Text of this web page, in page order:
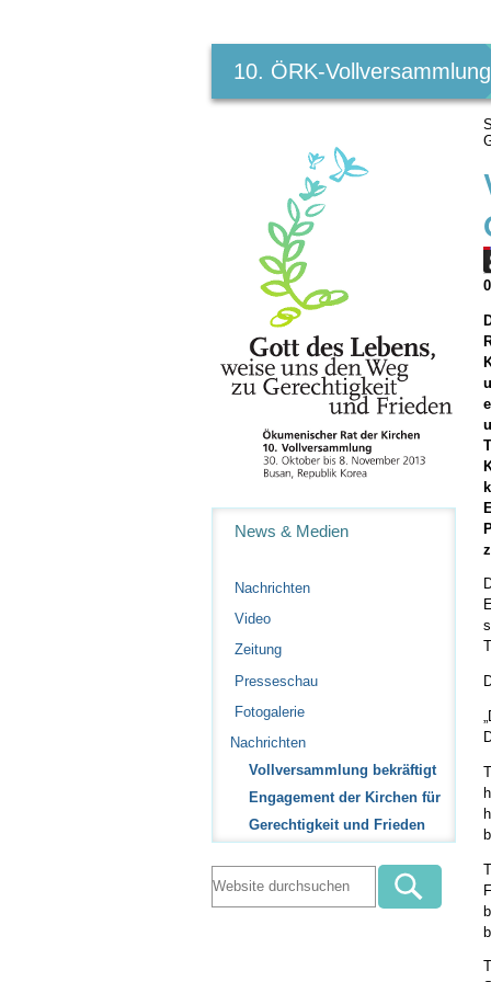
10. ÖRK-Vollversammlung
News & Medien
Nachrichten
Video
Zeitung
Presseschau
Fotogalerie
Nachrichten
Vollversammlung bekräftigt
Engagement der Kirchen für
Gerechtigkeit und Frieden